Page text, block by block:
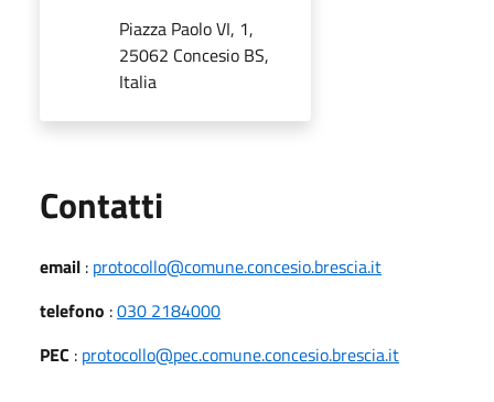
Piazza Paolo VI, 1,
25062 Concesio BS,
Italia
Contatti
email : protocollo@comune.concesio.brescia.it
telefono :030 2184000
PEC : protocollo@pec.comune.concesio.brescia.it